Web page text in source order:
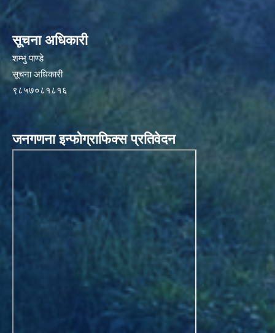
सूचना अधिकारी
शम्भु पाण्डे
सूचना अधिकारी
९८५७०८१८१६
जनगणना इन्फोग्राफिक्स प्रतिवेदन